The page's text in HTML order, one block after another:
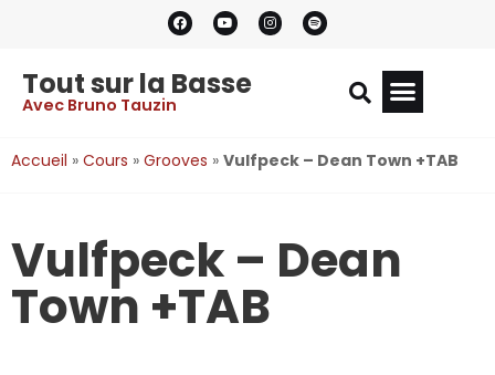
Tout sur la Basse
Avec Bruno Tauzin
Accueil » Cours » Grooves » Vulfpeck – Dean Town +TAB
Vulfpeck – Dean
Town +TAB